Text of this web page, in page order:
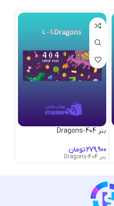
بنر 404-Dragons
تومان
بنر 404-Dragons